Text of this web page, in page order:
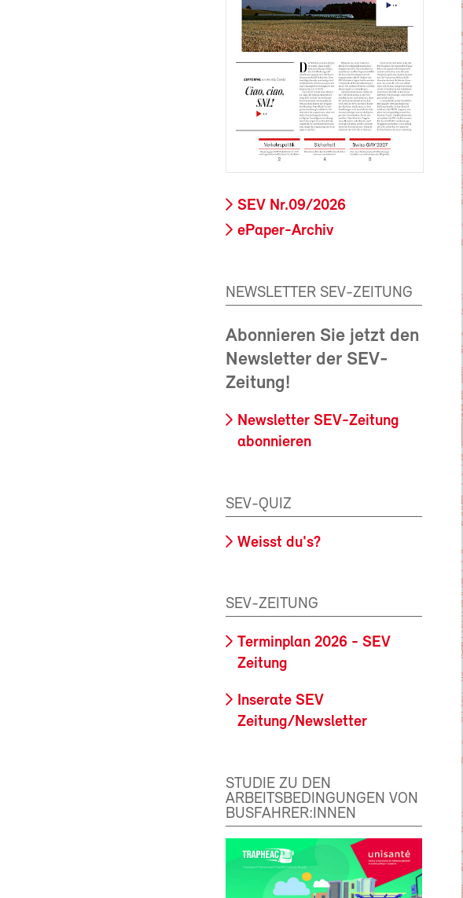
SEV Nr.09/2026
ePaper-Archiv
NEWSLETTER SEV-ZEITUNG
Abonnieren Sie jetzt den
Newsletter der SEV-
Zeitung!
Newsletter SEV-Zeitung
abonnieren
SEV-QUIZ
Weisst du's?
SEV-ZEITUNG
Terminplan 2026 - SEV
Zeitung
Inserate SEV
Zeitung/Newsletter
STUDIE ZU DEN
ARBEITSBEDINGUNGEN VON
BUSFAHRER:INNEN